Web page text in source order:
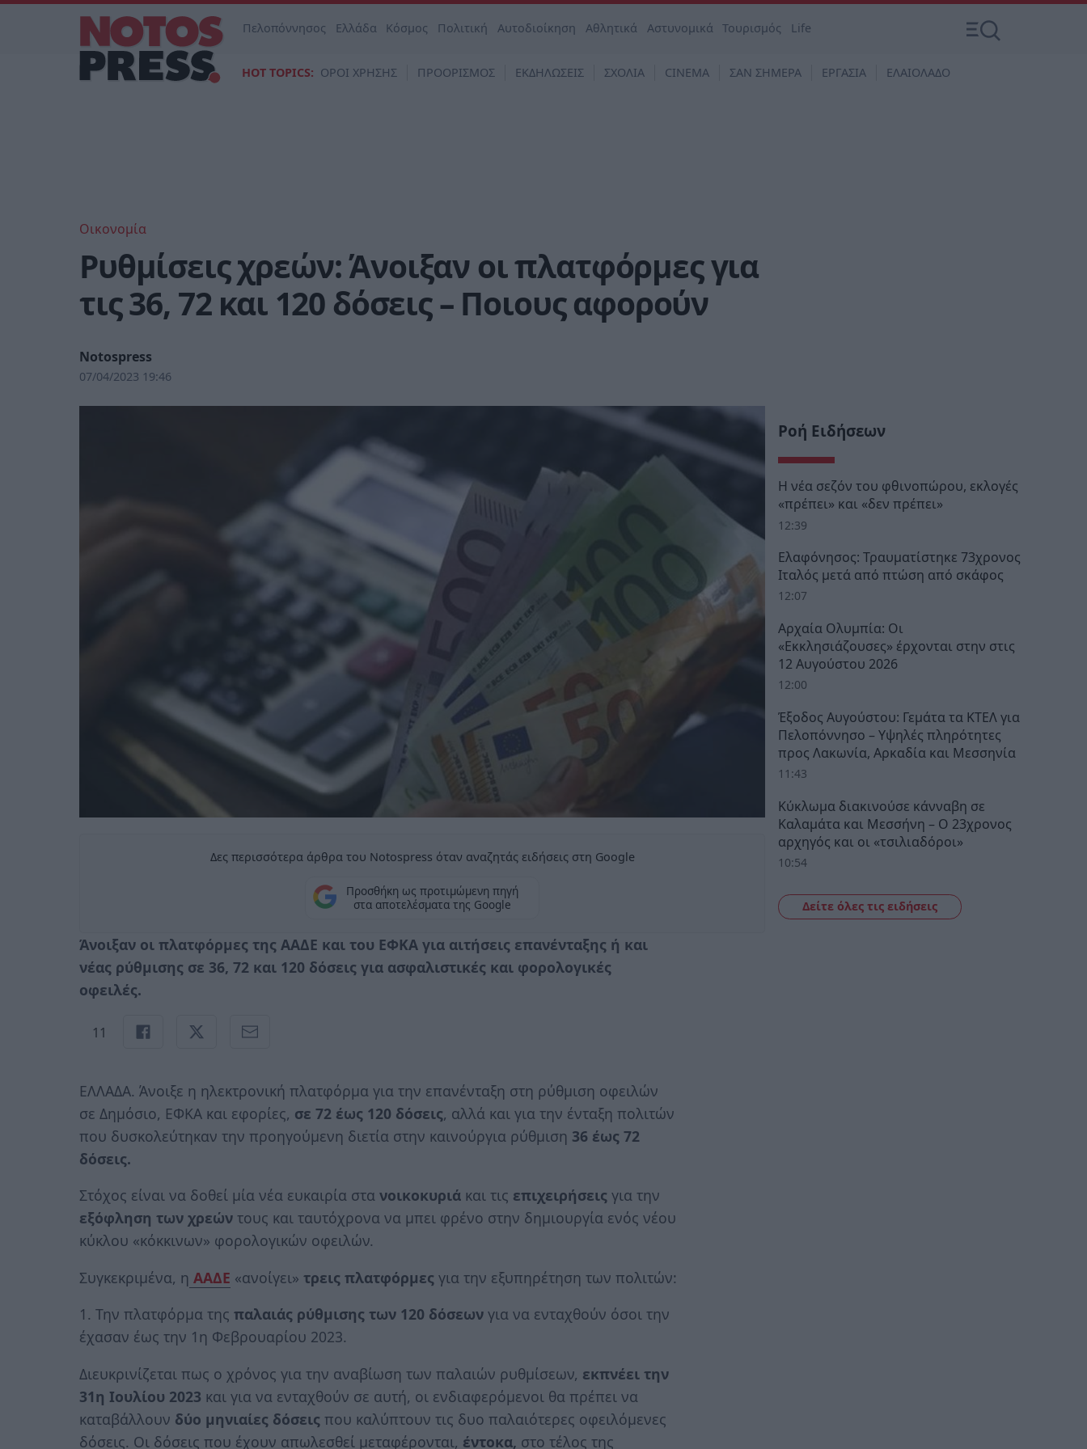
Πελοπόννησος Ελλάδα Κόσμος Πολιτική Αυτοδιοίκηση Αθλητικά Αστυνομικά Τουρισμός Life
HOT TOPICS: ΟΡΟΙ ΧΡΗΣΗΣ ΠΡΟΟΡΙΣΜΟΣ ΕΚΔΗΛΩΣΕΙΣ ΣΧΟΛΙΑ CINEMA ΣΑΝ ΣΗΜΕΡΑ ΕΡΓΑΣΙΑ ΕΛΑΙΟΛΑΔΟ
Οικονομία
Ρυθμίσεις χρεών: Άνοιξαν οι πλατφόρμες για
τις 36, 72 και 120 δόσεις – Ποιους αφορούν
Notospress
07/04/2023 19:46
Δες περισσότερα άρθρα του Notospress όταν αναζητάς ειδήσεις στη Google
Προσθήκη ως προτιμώμενη πηγή
στα αποτελέσματα της Google
Άνοιξαν οι πλατφόρμες της ΑΑΔΕ και του ΕΦΚΑ για αιτήσεις επανένταξης ή και
νέας ρύθμισης σε 36, 72 και 120 δόσεις για ασφαλιστικές και φορολογικές
οφειλές.
11
ΕΛΛΑΔΑ. Άνοιξε η ηλεκτρονική πλατφόρμα για την επανένταξη στη ρύθμιση οφειλών
σε Δημόσιο, ΕΦΚΑ και εφορίες, σε 72 έως 120 δόσεις, αλλά και για την ένταξη πολιτών
που δυσκολεύτηκαν την προηγούμενη διετία στην καινούργια ρύθμιση 36 έως 72
δόσεις.
Στόχος είναι να δοθεί μία νέα ευκαιρία στα νοικοκυριά και τις επιχειρήσεις για την
εξόφληση των χρεών τους και ταυτόχρονα να μπει φρένο στην δημιουργία ενός νέου
κύκλου «κόκκινων» φορολογικών οφειλών.
Συγκεκριμένα, η ΑΑΔΕ «ανοίγει» τρεις πλατφόρμες για την εξυπηρέτηση των πολιτών:
1. Την πλατφόρμα της παλαιάς ρύθμισης των 120 δόσεων για να ενταχθούν όσοι την
έχασαν έως την 1η Φεβρουαρίου 2023.
Διευκρινίζεται πως ο χρόνος για την αναβίωση των παλαιών ρυθμίσεων, εκπνέει την
31η Ιουλίου 2023 και για να ενταχθούν σε αυτή, οι ενδιαφερόμενοι θα πρέπει να
καταβάλλουν δύο μηνιαίες δόσεις που καλύπτουν τις δυο παλαιότερες οφειλόμενες
δόσεις. Οι δόσεις που έχουν απωλεσθεί μεταφέρονται, έντοκα, στο τέλος της
Ροή Ειδήσεων
Η νέα σεζόν του φθινοπώρου, εκλογές
«πρέπει» και «δεν πρέπει»
12:39
Ελαφόνησος: Τραυματίστηκε 73χρονος
Ιταλός μετά από πτώση από σκάφος
12:07
Αρχαία Ολυμπία: Οι
«Εκκλησιάζουσες» έρχονται στην στις
12 Αυγούστου 2026
12:00
Έξοδος Αυγούστου: Γεμάτα τα ΚΤΕΛ για
Πελοπόννησο – Υψηλές πληρότητες
προς Λακωνία, Αρκαδία και Μεσσηνία
11:43
Κύκλωμα διακινούσε κάνναβη σε
Καλαμάτα και Μεσσήνη – Ο 23χρονος
αρχηγός και οι «τσιλιαδόροι»
10:54
Δείτε όλες τις ειδήσεις